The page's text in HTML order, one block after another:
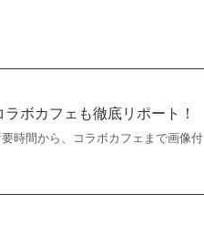
ボカフェも徹底リポート！
時間から、コラボカフェまで画像付